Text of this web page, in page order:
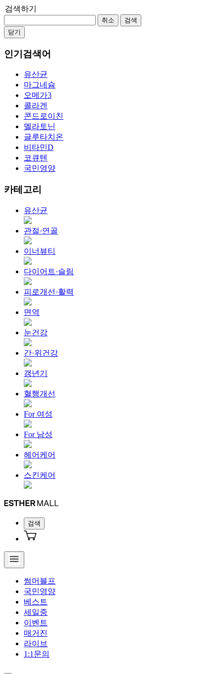
검색하기
취소
검색
닫기
인기검색어
유산균
마그네슘
오메가3
콜라겐
콘드로이친
멜라토닌
글루타치온
비타민D
코큐텐
국민영양
카테고리
유산균
관절·연골
이너뷰티
다이어트·슬림
피로개선·활력
면역
눈건강
간·위건강
갱년기
혈행개선
For 여성
For 남성
헤어케어
스킨케어
검색
썸머블프
국민영양
베스트
세일중
이벤트
매거진
라이브
1:1문의